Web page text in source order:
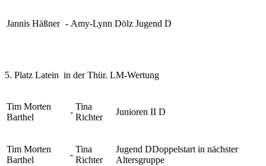
Jannis Häßner - Amy-Lynn Dölz Jugend D
5. Platz Latein in der Thür. LM-Wertung
Tim Morten
Barthel
-
Tina
Richter
Junioren II D
Tim Morten
Barthel
-
Tina
Richter
Jugend DDoppelstart in nächster
Altersgruppe